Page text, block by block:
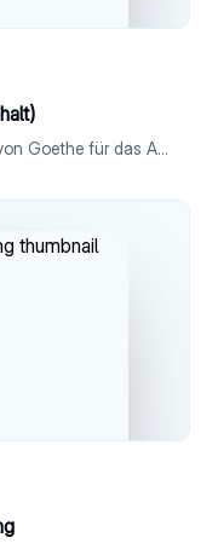
Umfassende Lektürehilfe zu "Faust" von Goethe für das Abitur - Kurzzusammenfassung - Figuren - Inhalt (jede Szene) - Fausts Entwicklung - Vergleich: Faust & Gretchen - Entgrenzungsversuche - Interpretation - Form - Sprache & Stil - Gattung & Epoche